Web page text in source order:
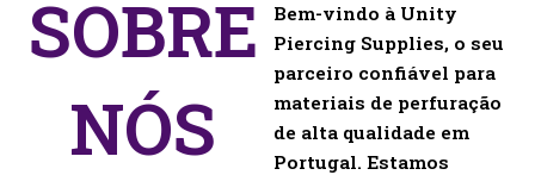
SOBRE
NÓS
Bem-vindo à Unity
Piercing Supplies, o seu
parceiro confiável para
materiais de perfuração
de alta qualidade em
Portugal. Estamos